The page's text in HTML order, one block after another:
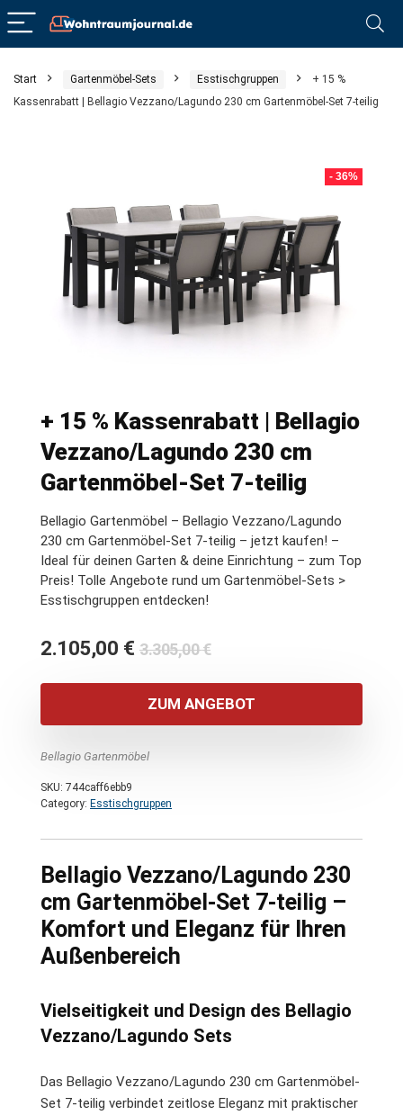
Start Gartenmöbel-Sets Esstischgruppen
+ 15 %
Kassenrabatt | Bellagio Vezzano/Lagundo 230 cm Gartenmöbel-Set 7-teilig
- 36%
+ 15 % Kassenrabatt | Bellagio
Vezzano/Lagundo 230 cm
Gartenmöbel-Set 7-teilig
Bellagio Gartenmöbel – Bellagio Vezzano/Lagundo
230 cm Gartenmöbel-Set 7-teilig – jetzt kaufen! –
Ideal für deinen Garten & deine Einrichtung – zum Top
Preis! Tolle Angebote rund um Gartenmöbel-Sets >
Esstischgruppen entdecken!
3.305,00€Ursprünglicher
war:
3.305,00 €
2.105,00 €
Aktueller
ist:
2.105,00 €.
ZUM ANGEBOT
Bellagio Gartenmöbel
SKU: 744caff6ebb9
Category: Esstischgruppen
Bellagio Vezzano/Lagundo 230
cm Gartenmöbel-Set 7-teilig –
Komfort und Eleganz für Ihren
Außenbereich
Vielseitigkeit und Design des Bellagio
Vezzano/Lagundo Sets
Das Bellagio Vezzano/Lagundo 230 cm Gartenmöbel-
Set 7-teilig verbindet zeitlose Eleganz mit praktischer